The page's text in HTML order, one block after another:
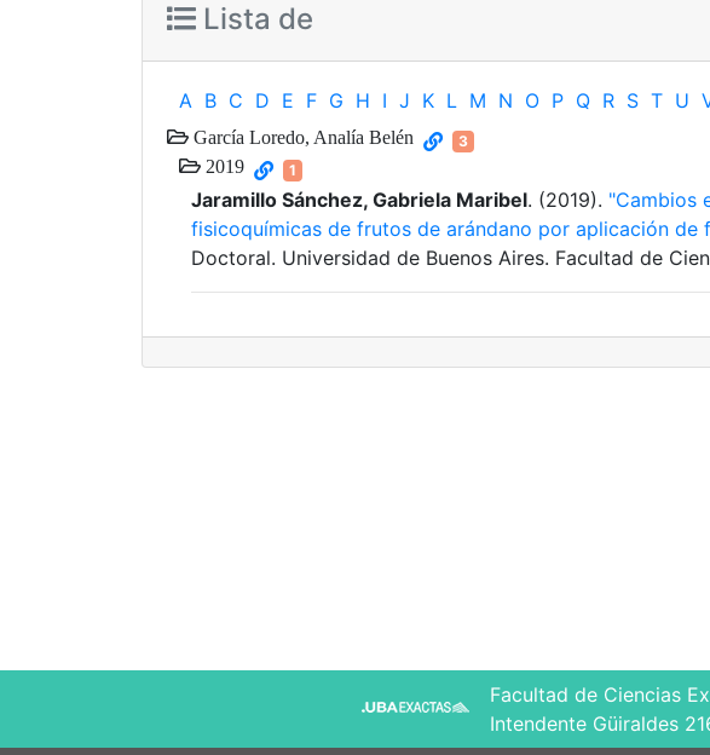
Lista de
A B C D E F G H I J K L M N O P Q R S T U
García Loredo, Analía Belén 3
2019 1
Jaramillo Sánchez, Gabriela Maribel. (2019). "Cambios
fisicoquímicas de frutos de arándano por aplicación de
Doctoral. Universidad de Buenos Aires. Facultad de
Facultad de Ciencias
Intendente Güiraldes